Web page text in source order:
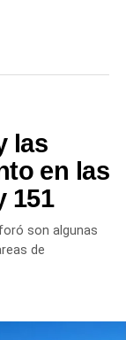
las
en las
151
son algunas
de